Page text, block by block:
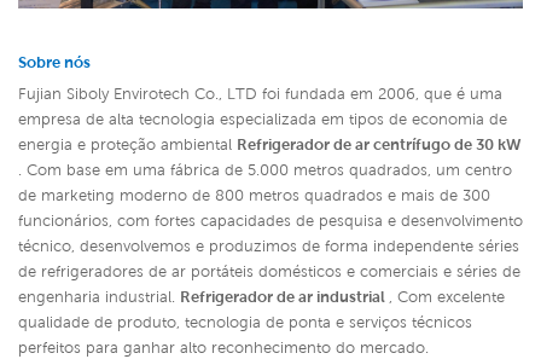
Sobre nós
Fujian Siboly Envirotech Co., LTD foi fundada em 2006, que é uma
empresa de alta tecnologia especializada em tipos de economia de
energia e proteção ambiental Refrigerador de ar centrífugo de 30 kW
. Com base em uma fábrica de 5.000 metros quadrados, um centro
de marketing moderno de 800 metros quadrados e mais de 300
funcionários, com fortes capacidades de pesquisa e desenvolvimento
técnico, desenvolvemos e produzimos de forma independente séries
de refrigeradores de ar portáteis domésticos e comerciais e séries de
engenharia industrial. Refrigerador de ar industrial , Com excelente
qualidade de produto, tecnologia de ponta e serviços técnicos
perfeitos para ganhar alto reconhecimento do mercado.